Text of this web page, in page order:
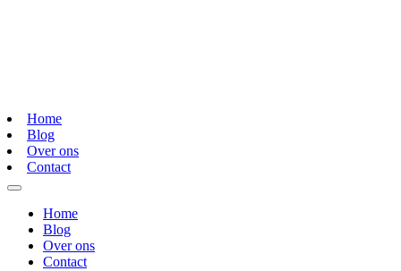
Home
Blog
Over ons
Contact
Home
Blog
Over ons
Contact